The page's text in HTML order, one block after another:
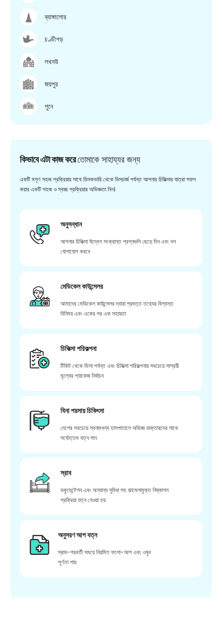
ব্যাঙ্গালোর
চণ্ডীগড়
লখনউ
জয়পুর
পুনে
কিভাবে এটা কাজ করেতোমাকে সাহায্যর জন্য
একটি মসৃণ সহজ প্রক্রিয়ার সাথে ডিসকভারি থেকে ডিসচার্জ পর্যন্ত আপনার চিকিত্সার যাত্রা সফল
করার একটি সহজ ও স্বচ্ছ প্রক্রিয়ার অভিজ্ঞতা নিন।
অনুসন্ধান
আপনার চিকিত্সা উদ্বেগ সংক্রান্ত প্রশ্নগুলি ছেড়ে দিন এবং দল
যোগাযোগ করবে
মেডিকেল কাউন্সেলর
আমাদের মেডিকেল কাউন্সেলর দ্বারা প্রদত্ত তথ্যের বিশ্বস্ত
বিনিময় এবং একের পর এক সহায়তা
চিকিত্সা পরিকল্পনা
টিকিট থেকে ভিসা পর্যন্ত এবং চিকিত্সা পরিকল্পনায় সবচেয়ে সাশ্রয়ী
মূল্যের প্যাকেজ নির্বাচন
বিনা পয়সায় চিকিৎসা
দেশের সবচেয়ে স্বনামধন্য হাসপাতালে অভিজ্ঞ ডাক্তারদের সাথে
সর্বোত্তম যত্ন পান
স্রাব
ডকুমেন্টেশন এবং অন্যান্য সুবিধা সহ ঝামেলামুক্ত নিষ্কাশন
প্রক্রিয়া যত্ন নেওয়া হয়
অনুসরণ আপ যত্ন
স্রাব-পরবর্তী সময়ে নিয়মিত ফলো-আপ এবং ওষুধ
পূর্ণতা পায়